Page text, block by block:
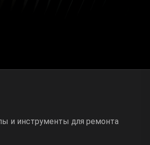
и инструменты для ремонта